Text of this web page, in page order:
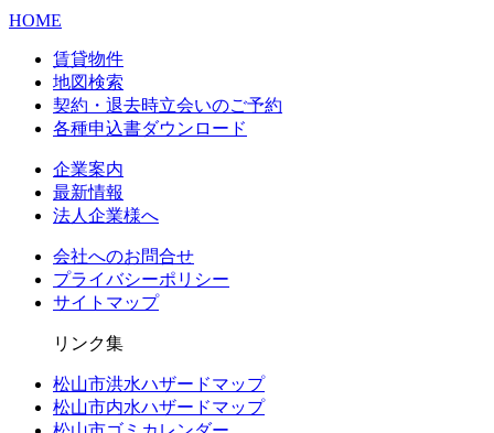
HOME
賃貸物件
地図検索
契約・退去時立会いのご予約
各種申込書ダウンロード
企業案内
最新情報
法人企業様へ
会社へのお問合せ
プライバシーポリシー
サイトマップ
リンク集
松山市洪水ハザードマップ
松山市内水ハザードマップ